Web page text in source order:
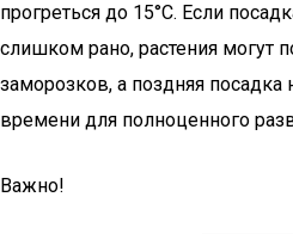
прогреться до 15°С. Если
слишком рано, растения могут
заморозков, а поздняя посадка
времени для полноценного
Важно!